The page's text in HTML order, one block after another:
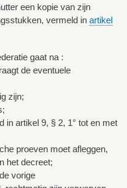
een kopie van zijn
vermeld in artikel
gaat na :
de eventuele
zijn;
in artikel 9, § 2, 1° tot en met
proeven moet afleggen,
het decreet;
vorige